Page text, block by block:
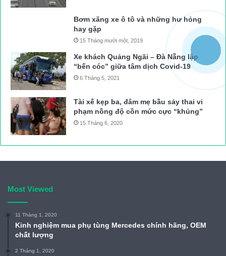
Bơm xăng xe ô tô và những hư hỏng
hay gặp
15 Tháng mười một, 2019
Xe khách Quảng Ngãi – Đà Nẵng lập
“bến cóc” giữa tâm dịch Covid-19
6 Tháng 5, 2021
Tài xế kẹp ba, đâm mẹ bầu sảy thai vi
phạm nồng độ cồn mức cực “khủng”
15 Tháng 6, 2020
Most Viewed
11 Tháng 1, 2020
Kinh nghiệm mua phụ tùng Mercedes chính hãng, OEM
chất lượng
2 Tháng 1, 2020